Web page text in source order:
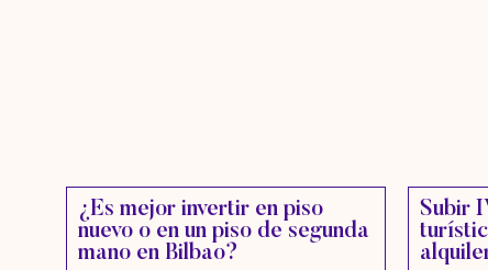
¿Es mejor invertir en piso
nuevo o en un piso de segunda
mano en Bilbao?
Subir